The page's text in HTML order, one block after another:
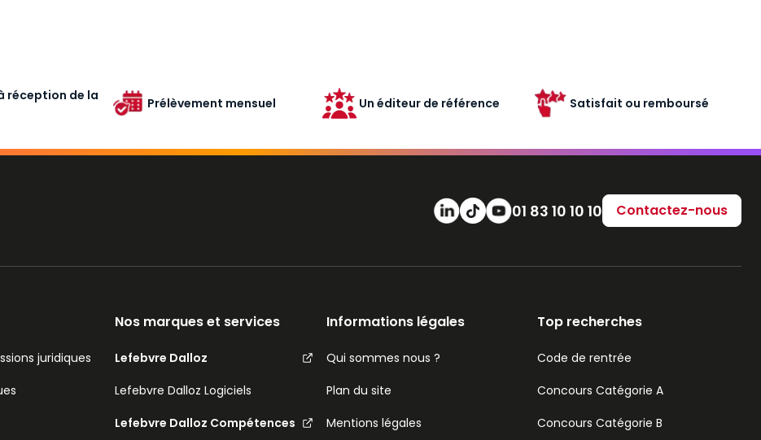
réception de la
Prélèvement mensuel Un éditeur de référence Satisfait ou remboursé
Numéro de téléphone
01 83 10 10 10 Contactez-nous
juridiques
Nos marques et services
Lefebvre Dalloz
Lefebvre Dalloz Logiciels
Lefebvre Dalloz Compétences
Informations légales
Qui sommes nous ?
Plan du site
Mentions légales
Top recherches
Code de rentrée
Concours Catégorie A
Concours Catégorie B